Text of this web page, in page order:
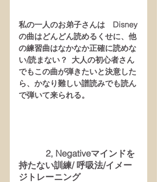
私の一人のお弟子さんは　Disney
の曲はどんどん読めるくせに、他
の練習曲はなかなか正確に読めな
い/読まない？  大人の初心者さん
でもこの曲が弾きたいと決意した
ら、かなり難しい譜読みでも読ん
で弾いて来られる。
持たない訓練/ 呼吸法/イメー
ジトレーニング